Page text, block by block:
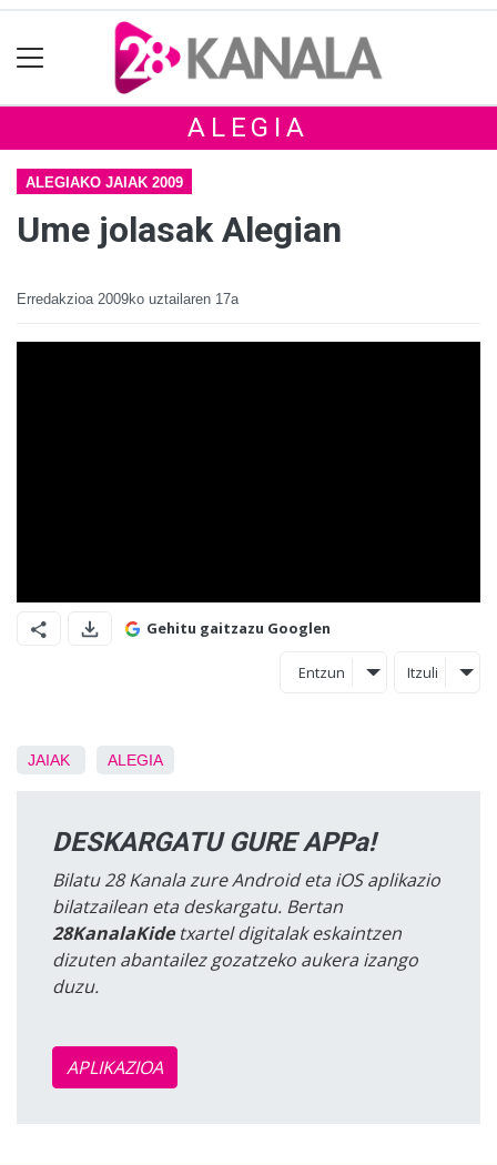
ALEGIA
ALEGIAKO JAIAK 2009
Ume jolasak Alegian
Erredakzioa 2009ko uztailaren 17a
Gehitu gaitzazu Googlen
Entzun Itzuli
JAIAK ALEGIA
DESKARGATU GURE APPa!
Bilatu 28 Kanala zure Android eta iOS aplikazio
bilatzailean eta deskargatu. Bertan
28KanalaKidetxartel digitalak eskaintzen
dizuten abantailez gozatzeko aukera izango
duzu.
APLIKAZIOA